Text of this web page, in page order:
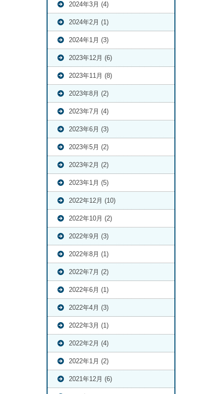
2024年3月 (4)
2024年2月 (1)
2024年1月 (3)
2023年12月 (6)
2023年11月 (8)
2023年8月 (2)
2023年7月 (4)
2023年6月 (3)
2023年5月 (2)
2023年2月 (2)
2023年1月 (5)
2022年12月 (10)
2022年10月 (2)
2022年9月 (3)
2022年8月 (1)
2022年7月 (2)
2022年6月 (1)
2022年4月 (3)
2022年3月 (1)
2022年2月 (4)
2022年1月 (2)
2021年12月 (6)